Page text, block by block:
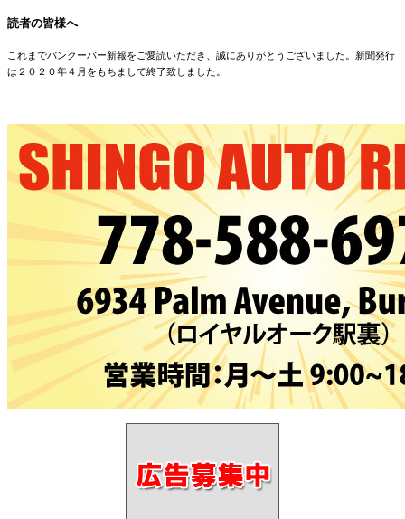
読者の皆様へ
これまでバンクーバー新報をご愛読いただき、誠にありがとうございました。新聞発行
は２０２０年４月をもちまして終了致しました。